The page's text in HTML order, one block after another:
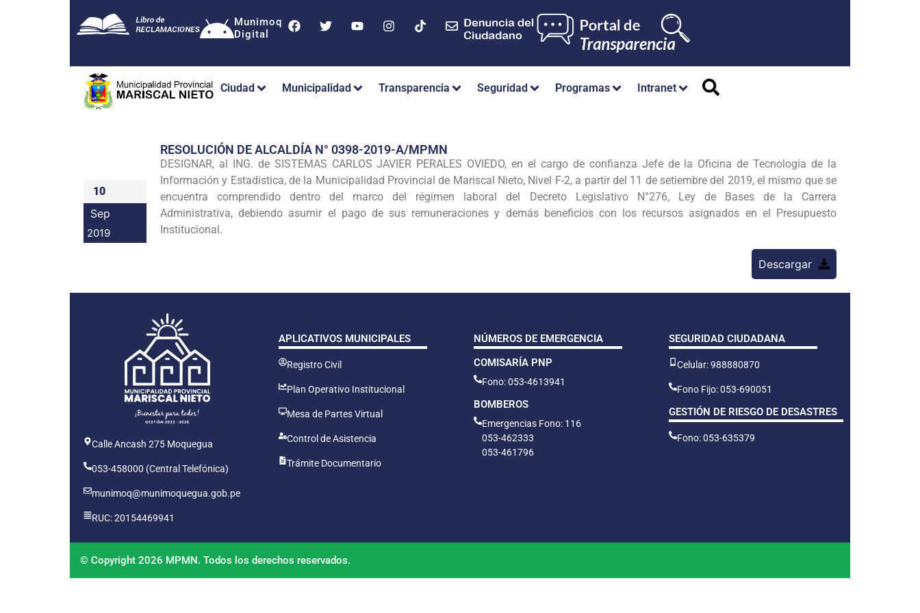
Munimoq
Digital
Ciudad Municipalidad Transparencia Seguridad Programas Intranet
10
Sep
2019
RESOLUCIÓN DE ALCALDÍA N° 0398-2019-A/MPMN
DESIGNAR, al ING. de SISTEMAS CARLOS JAVIER PERALES OVIEDO, en el cargo de confianza Jefe de la Oficina de Tecnología de la
Información y Estadistica, de la Municipalidad Provincial de Mariscal Nieto, Nivel F-2, a partir del 11 de setiembre del 2019, el mismo que se
encuentra comprendido dentro del marco del régimen laboral del Decreto Legislativo N°276, Ley de Bases de la Carrera
Administrativa, debiendo asumir el pago de sus remuneraciones y demás beneficios con los recursos asignados en el Presupuesto
Institucional.
Descargar
Calle Ancash 275 Moquegua
053-458000 (Central Telefónica)
munimoq@munimoquegua.gob.pe
RUC: 20154469941
APLICATIVOS MUNICIPALES
Registro Civil
Plan Operativo Institucional
Mesa de Partes Virtual
Control de Asistencia
Trámite Documentario
NÚMEROS DE EMERGENCIA
COMISARÍA PNP
Fono: 053-4613941
BOMBEROS
Emergencias Fono: 116
053-462333
053-461796
SEGURIDAD CIUDADANA
Celular: 988880870
Fono Fijo: 053-690051
GESTIÓN DE RIESGO DE DESASTRES
Fono: 053-635379
© Copyright 2026 MPMN. Todos los derechos reservados.